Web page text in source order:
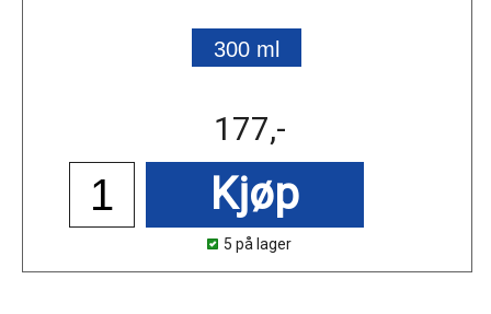
300 ml
177,-
Kjøp
5 på lager